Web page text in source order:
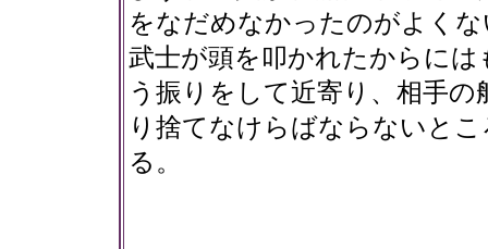
をなだめなかったのがよく
武士が頭を叩かれたからに
う振りをして近寄り、相手
り捨てなけらばならないと
る。